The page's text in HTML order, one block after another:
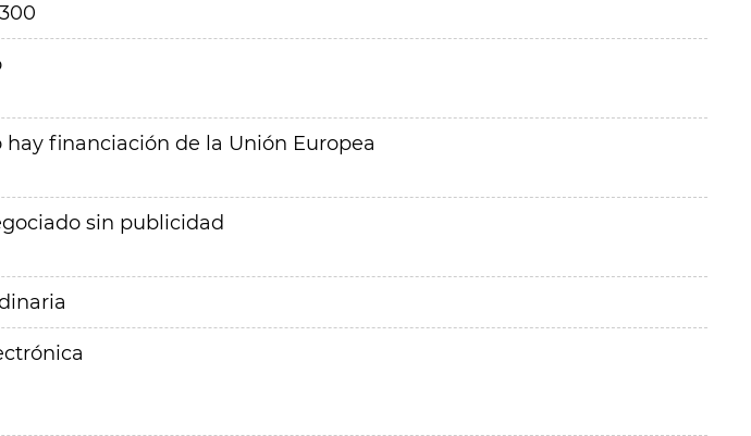
hay financiación de la Unión Europea
sin publicidad